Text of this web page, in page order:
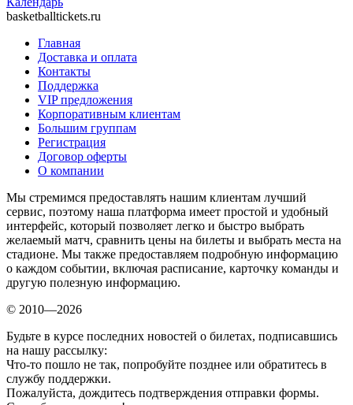
basketballtickets.ru
Главная
Доставка и оплата
Контакты
Поддержка
VIP предложения
Корпоративным клиентам
Большим группам
Регистрация
Договор оферты
О компании
Мы стремимся предоставлять нашим клиентам лучший
сервис, поэтому наша платформа имеет простой и удобный
интерфейс, который позволяет легко и быстро выбрать
желаемый матч, сравнить цены на билеты и выбрать места на
стадионе. Мы также предоставляем подробную информацию
о каждом событии, включая расписание, карточку команды и
другую полезную информацию.
© 2010—2026
Будьте в курсе последних новостей о билетах, подписавшись
на нашу рассылку:
Что-то пошло не так, попробуйте позднее или обратитесь в
службу поддержки.
Пожалуйста, дождитесь подтверждения отправки формы.